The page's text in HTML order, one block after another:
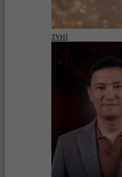
түні